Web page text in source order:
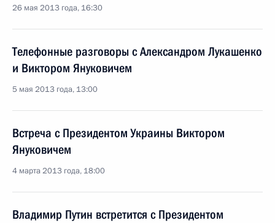
26 мая 2013 года, 16:30
Телефонные разговоры с Александром Лукашенко
и Виктором Януковичем
5 мая 2013 года, 13:00
Встреча с Президентом Украины Виктором
Януковичем
4 марта 2013 года, 18:00
Владимир Путин встретится с Президентом